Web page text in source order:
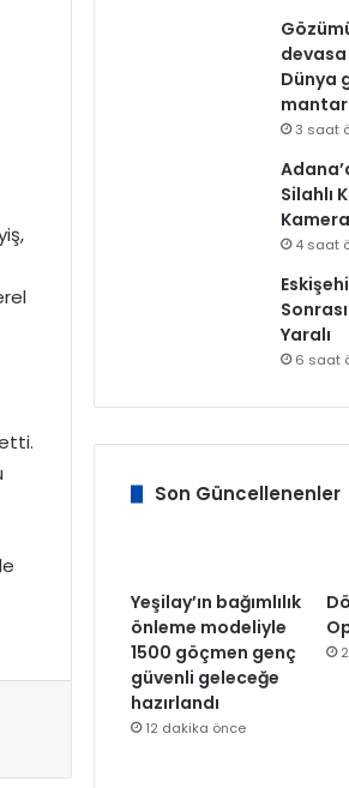
Dünya
3 saat
Silahlı
4 saat
Yaralı
6 saat
Son Güncellenenler
Yeşilay’ın bağımlılık
önleme modeliyle
1500 göçmen genç
güvenli geleceğe
hazırlandı
12 dakika önce